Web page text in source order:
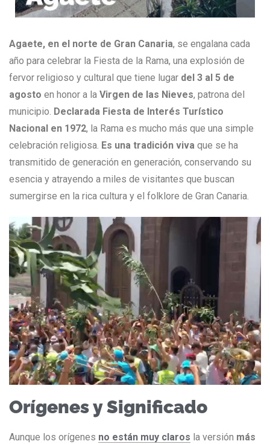
Agaete, en el norte de Gran Canaria, se engalana cada
año para celebrar la Fiesta de la Rama, una explosión de
fervor religioso y cultural que tiene lugar del 3 al 5 de
agosto en honor a la Virgen de las Nieves, patrona del
municipio. Declarada Fiesta de Interés Turístico
Nacional en 1972, la Rama es mucho más que una simple
celebración religiosa. Es una tradición viva que se ha
transmitido de generación en generación, conservando su
esencia y atrayendo a miles de visitantes que buscan
sumergirse en la rica cultura y el folklore de Gran Canaria.
Orígenes y Significado
Aunque los orígenes no están muy claros la versión más